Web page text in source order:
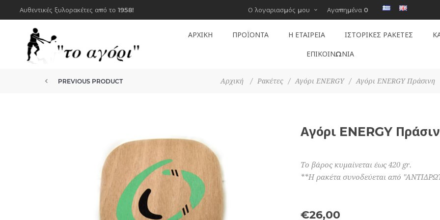
Αυθεντικές ξυλορακέτες από το 1958! Ο λογαριασμός μου Αγαπημένα 0
ΑΡΧΙΚΗ ΠΡΟΪΟΝΤΑ Η ΕΤΑΙΡΕΊΑ ΙΣΤΟΡΙΚΕΣ ΡΑΚΕΤΕΣ
ΕΠΙΚΟΙΝΩΝΙΑ
Αρχική / Ρακέτες / Αγόρι ENERGY / Αγόρι ENERGY Πράσινη
PREVIOUS PRODUCT
Αγόρι ENERGY
Το βάρος κυμαίνεται έως 420 gr.
**Η ρακέτα συνοδεύεται από
€26,00